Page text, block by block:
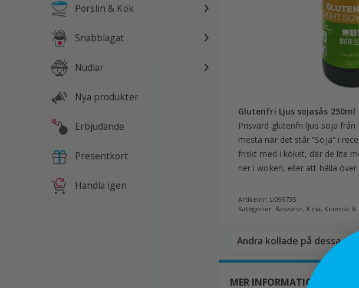
Porslin & Kök
Snabblagat
Nudlar
Nya produkter
Erbjudande
Presentkort
Handla igen
Glutenfri Ljus sojasås 250ml
Prisvärd glutenfri ljus soja
mesta när det står “Soja” i
friskt med i köket, där de lite
ner i woken, eller att hälla
Artikelnr: Li096735
Kategorier: Basvaror, Kina, Kinesisk &
Andra kollade på dessa​
MER INFORMATION